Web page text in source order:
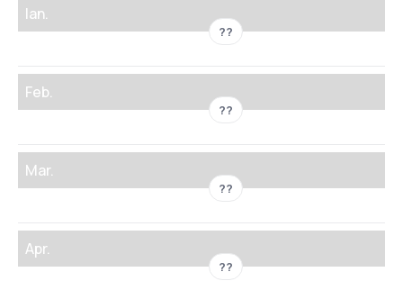
Ian.
??
Feb.
??
Mar.
??
Apr.
??